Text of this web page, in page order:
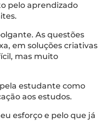
pelo aprendizado
As questões
em soluções criativas
mas muito
estudante como
aos estudos.
esforço e pelo que já